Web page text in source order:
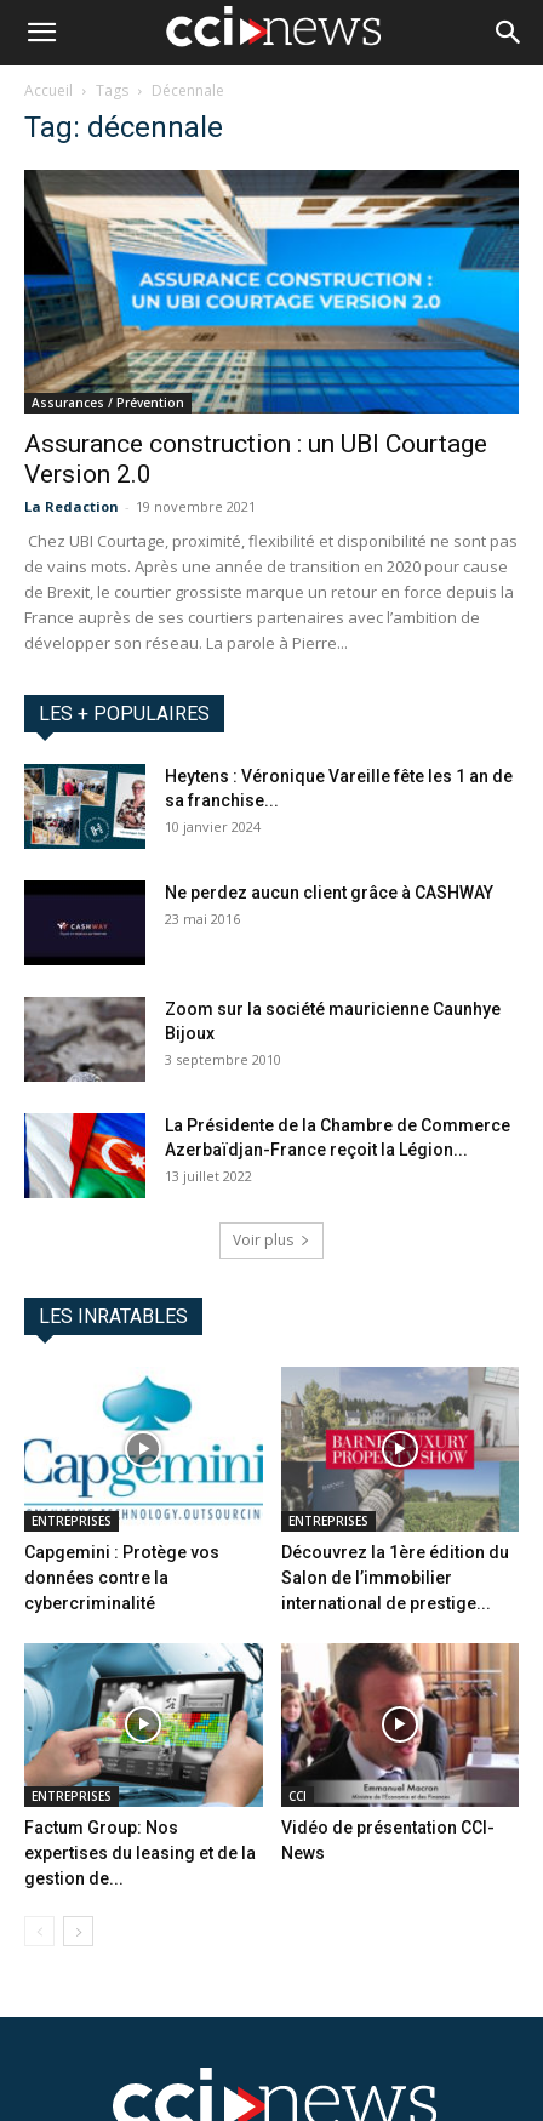
Accueil Tags Décennale
Tag: décennale
Assurances / Prévention
Assurance construction : un UBI Courtage
Version 2.0
La Redaction - 19 novembre 2021
Chez UBI Courtage, proximité, flexibilité et disponibilité ne sont pas
de vains mots. Après une année de transition en 2020 pour cause
de Brexit, le courtier grossiste marque un retour en force depuis la
France auprès de ses courtiers partenaires avec l’ambition de
développer son réseau. La parole à Pierre...
LES + POPULAIRES
Heytens : Véronique Vareille fête les 1 an de
sa franchise...
10 janvier 2024
Ne perdez aucun client grâce à CASHWAY
23 mai 2016
Zoom sur la société mauricienne Caunhye
Bijoux
3 septembre 2010
La Présidente de la Chambre de Commerce
Azerbaïdjan-France reçoit la Légion...
13 juillet 2022
Voir plus
LES INRATABLES
ENTREPRISES
Capgemini : Protège vos
données contre la
cybercriminalité
ENTREPRISES
Découvrez la 1ère édition du
Salon de l’immobilier
international de prestige...
ENTREPRISES
Factum Group: Nos
expertises du leasing et de la
gestion de...
CCI
Vidéo de présentation CCI-
News